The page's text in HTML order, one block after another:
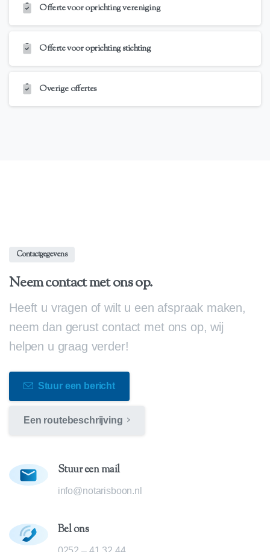
Offerte voor oprichting vereniging
Offerte voor oprichting stichting
Overige offertes
Contactgegevens
Neem contact met ons op.
Heeft u vragen of wilt u een afspraak maken,
neem dan gerust contact met ons op, wij
helpen u graag verder!
Stuur een bericht
Een routebeschrijving
Stuur een mail
info@notarisboon.nl
Bel ons